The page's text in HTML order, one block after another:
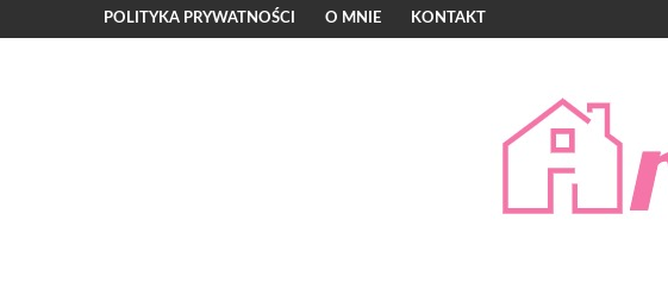
POLITYKA PRYWATNOŚCI O MNIE KONTAKT